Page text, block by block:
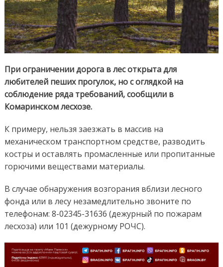
При ограничении дорога в лес открыта для
любителей пеших прогулок, но с оглядкой на
соблюдение ряда требований, сообщили в
Комаринском лесхозе.
К примеру, нельзя заезжать в массив на
механическом транспортном средстве, разводить
костры и оставлять промасленные или пропитанные
горючими веществами материалы.
В случае обнаружения возгорания вблизи лесного
фонда или в лесу незамедлительно звоните по
телефонам: 8-02345-31636 (дежурный по пожарам
лесхоза) или 101 (дежурному РОЧС).